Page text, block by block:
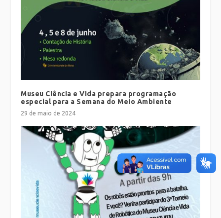
Museu Ciência e Vida prepara programação
especial para a Semana do Meio Ambiente
29 de maio de 2024